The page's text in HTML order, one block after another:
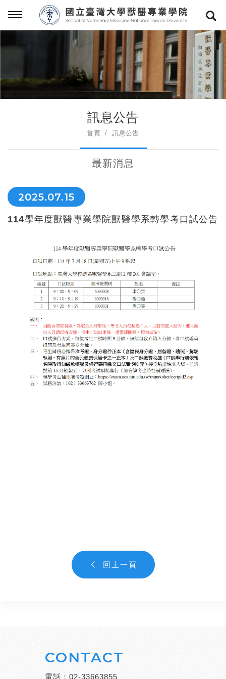
訊息公告
首頁 訊息公告
最新消息
2025.07.15
114學年度獸醫專業學院獸醫學系轉學考口試公告
回上一頁
CONTACT
電話： 02-33663855